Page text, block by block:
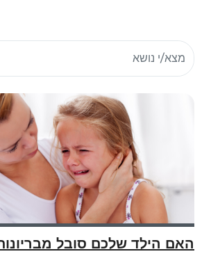
חיפוש משאבים קהילתיים
האם הילד שלכם סובל